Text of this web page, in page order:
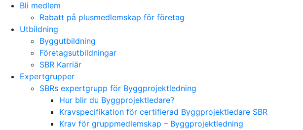
Bli medlem
Rabatt på plusmedlemskap för företag
Utbildning
Byggutbildning
Företagsutbildningar
SBR Karriär
Expertgrupper
SBRs expertgrupp för Byggprojektledning
Hur blir du Byggprojektledare?
Kravspecifikation för certifierad Byggprojektledare SBR
Krav för gruppmedlemskap – Byggprojektledning